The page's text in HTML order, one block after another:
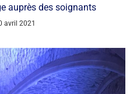
auprès des soignants
avril 2021